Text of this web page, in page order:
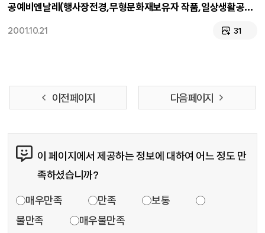
공예비엔날레(행사장전경,무형문화재보유자 작품,일상생활공예품,직원)
2001.10.21 31
이전 페이지 다음 페이지
이 페이지에서 제공하는 정보에 대하여 어느 정도 만
족하셨습니까?
매우만족 만족
보통
불만족
매우불만족